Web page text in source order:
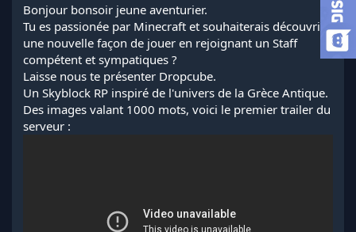
d
e
l
d
i
s
c
u
t
Bonjour bonsoir jeune aventurier.
Tu es passionée par Minecraft et souhaiterais découvrir
une nouvelle façon de jouer en rejoignant un Staff
compétent et sympatiques ?
Laisse nous te présenter Dropcube.
Un Skyblock RP inspiré de l'univers de la Grèce Antique.
Des images valant 1000 mots, voici le premier trailer du
serveur :